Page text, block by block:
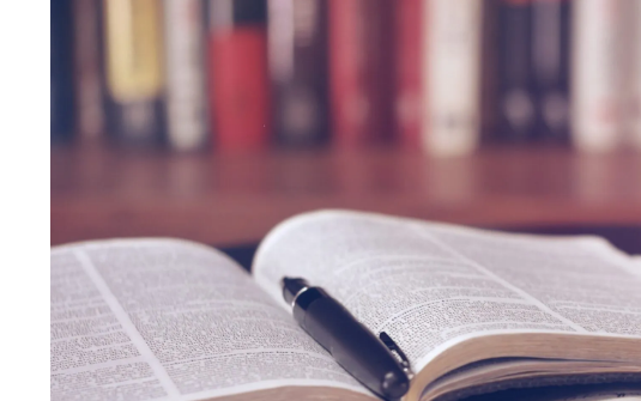
Wiosenny koncert ptaków na płocie Kwitnąca wiśnia i jej płatki